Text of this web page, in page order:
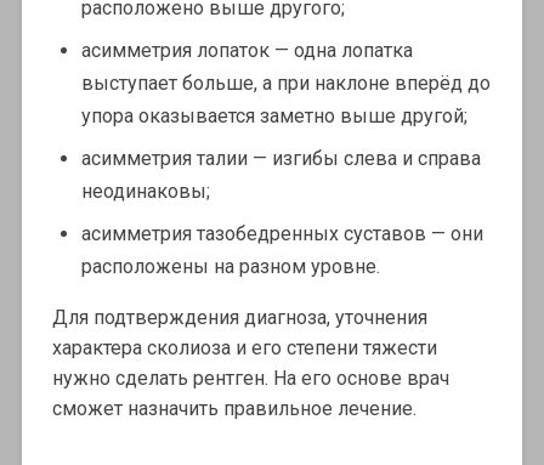
расположено выше другого;
асимметрия лопаток — одна лопатка
выступает больше, а при наклоне вперёд до
упора оказывается заметно выше другой;
асимметрия талии — изгибы слева и справа
неодинаковы;
асимметрия тазобедренных суставов — они
расположены на разном уровне.
Для подтверждения диагноза, уточнения
характера сколиоза и его степени тяжести
нужно сделать рентген. На его основе врач
сможет назначить правильное лечение.